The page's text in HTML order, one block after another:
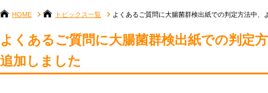
HOME トピックス一覧 よくあるご質問に大腸菌群検出紙での判定方法中
よくあるご質問に大腸菌群検出紙での判定
追加しました